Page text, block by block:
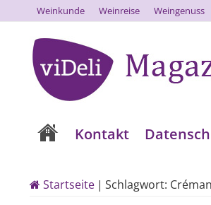
Weinkunde Weinreise Weingenuss
Kontakt
Startseite | Schlagwort: